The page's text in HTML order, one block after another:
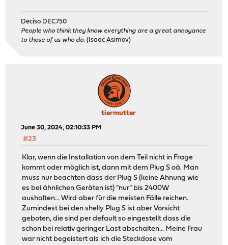
Deciso DEC750
People who think they know everything are a great annoyance
to those of us who do. (Isaac Asimov)
tiermutter
June 30, 2024, 02:10:33 PM
#23
Klar, wenn die Installation von dem Teil nicht in Frage
kommt oder möglich ist, dann mit dem Plug S oä. Man
muss nur beachten dass der Plug S (keine Ahnung wie
es bei ähnlichen Geräten ist) "nur" bis 2400W
aushalten... Wird aber für die meisten Fälle reichen.
Zumindest bei den shelly Plug S ist aber Vorsicht
geboten, die sind per default so eingestellt dass die
schon bei relativ geringer Last abschalten... Meine Frau
war nicht begeistert als ich die Steckdose vom